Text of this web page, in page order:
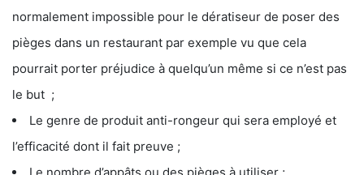
normalement impossible pour le dératiseur de poser des
pièges dans un restaurant par exemple vu que cela
pourrait porter préjudice à quelqu’un même si ce n’est pas
le but ;
Le genre de produit anti-rongeur qui sera employé et
l’efficacité dont il fait preuve ;